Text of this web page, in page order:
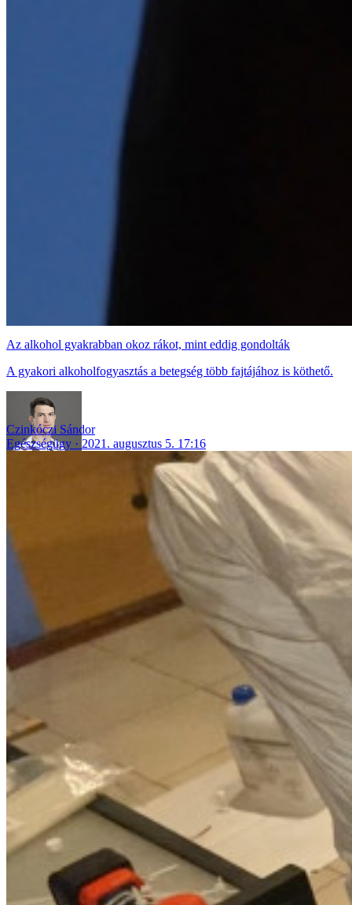
Az alkohol gyakrabban okoz rákot, mint eddig gondolták
A gyakori alkoholfogyasztás a betegség több fajtájához is köthető.
Czinkóczi Sándor
Egészségügy
2021. augusztus 5. 17:16